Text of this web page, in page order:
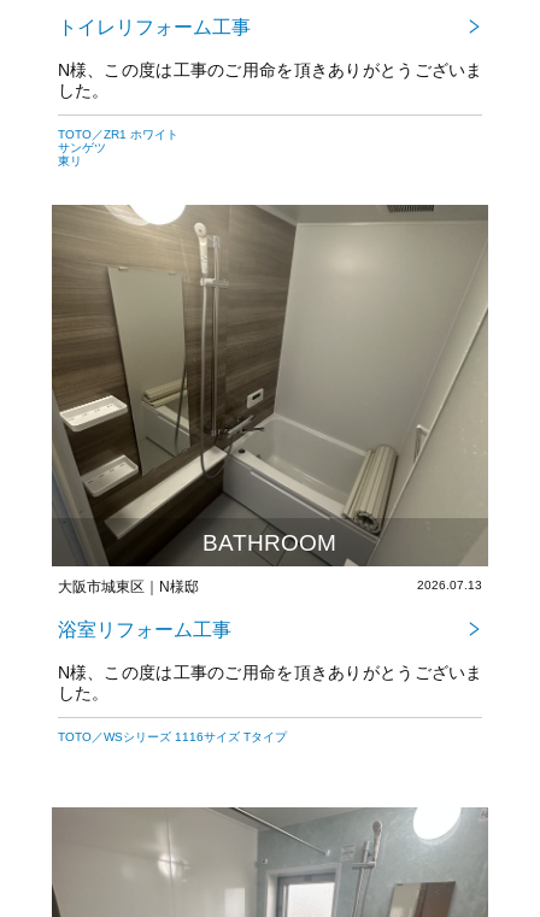
トイレリフォーム工事
N様、この度は工事のご用命を頂きありがとうございま
した。
今後とも宜しくお願いいたします。
TOTO／ZR1 ホワイト
サンゲツ
東リ
BATHROOM
大阪市城東区｜N様邸 2026.07.13
浴室リフォーム工事
N様、この度は工事のご用命を頂きありがとうございま
した。
今後とも宜しくお願いいたします。
TOTO／WSシリーズ 1116サイズ Tタイプ